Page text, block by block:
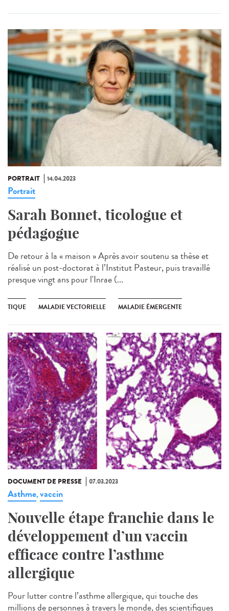
PORTRAIT 14.04.2023
Portrait
Sarah Bonnet, ticologue et
pédagogue
De retour à la « maison » Après avoir soutenu sa thèse et
réalisé un post-doctorat à l’Institut Pasteur, puis travaillé
presque vingt ans pour l'Inrae (...
TIQUE MALADIE VECTORIELLE MALADIE ÉMERGENTE
DOCUMENT DE PRESSE 07.03.2023
Asthme,vaccin
Nouvelle étape franchie dans le
développement d’un vaccin
efficace contre l’asthme
allergique
Pour lutter contre l’asthme allergique, qui touche des
millions de personnes à travers le monde, des scientifiques